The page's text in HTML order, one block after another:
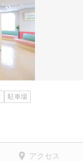
駐車場
アクセス